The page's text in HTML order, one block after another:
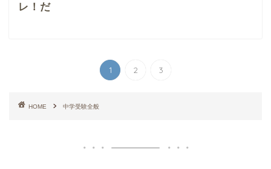
レ！だ
1 2 3
HOME 中学受験全般